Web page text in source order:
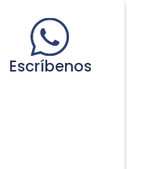
Escríbenos